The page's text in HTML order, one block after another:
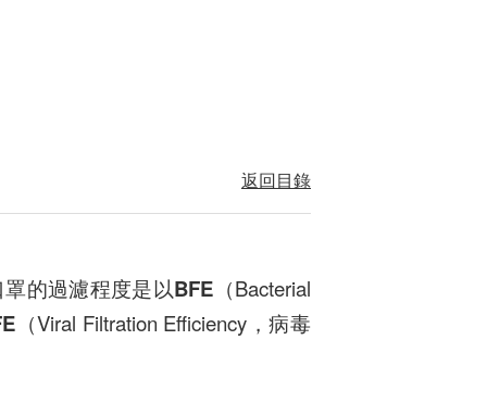
返回目錄
的過濾程度是以BFE （Bacterial
（Viral Filtration Efficiency，病毒